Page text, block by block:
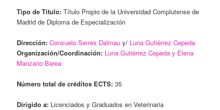
Tipo de Titulo:Título Propio de la Universidad Complutense de
Madrid de Diploma de Especialización
Dirección:Consuelo Serres Dalmau y/ Luna Gutiérrez Cepeda
Organización/Coordinación: Luna Gutiérrez Cepeda y Elena
Manzano Barea
Número total de créditos ECTS: 35
Dirigido a: Licenciados y Graduados en Veterinaria